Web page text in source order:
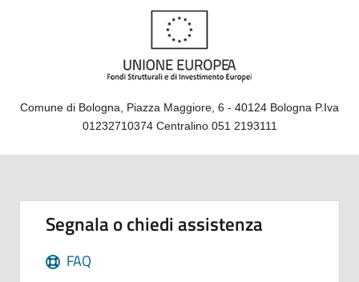
Comune di Bologna, Piazza Maggiore, 6 - 40124 Bologna P.Iva
01232710374 Centralino 051 2193111
Segnala o chiedi assistenza
FAQ